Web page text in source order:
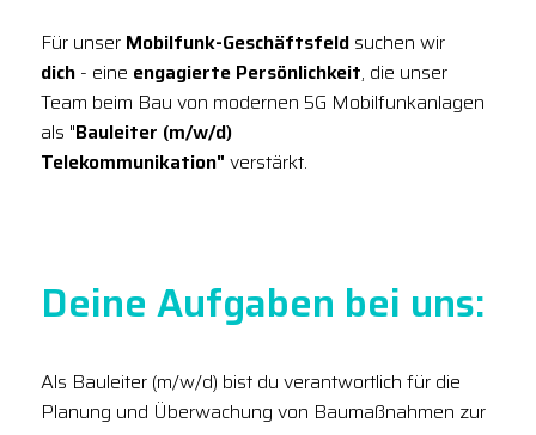
Für unser Mobilfunk-Geschäftsfeld suchen wir
dich - eine engagierte Persönlichkeit, die unser
Team beim Bau von modernen 5G Mobilfunkanlagen
als "Bauleiter (m/w/d)
Telekommunikation" verstärkt.
Deine Aufgaben bei uns:
Als Bauleiter (m/w/d) bist du verantwortlich für die
Planung und Überwachung von Baumaßnahmen zur